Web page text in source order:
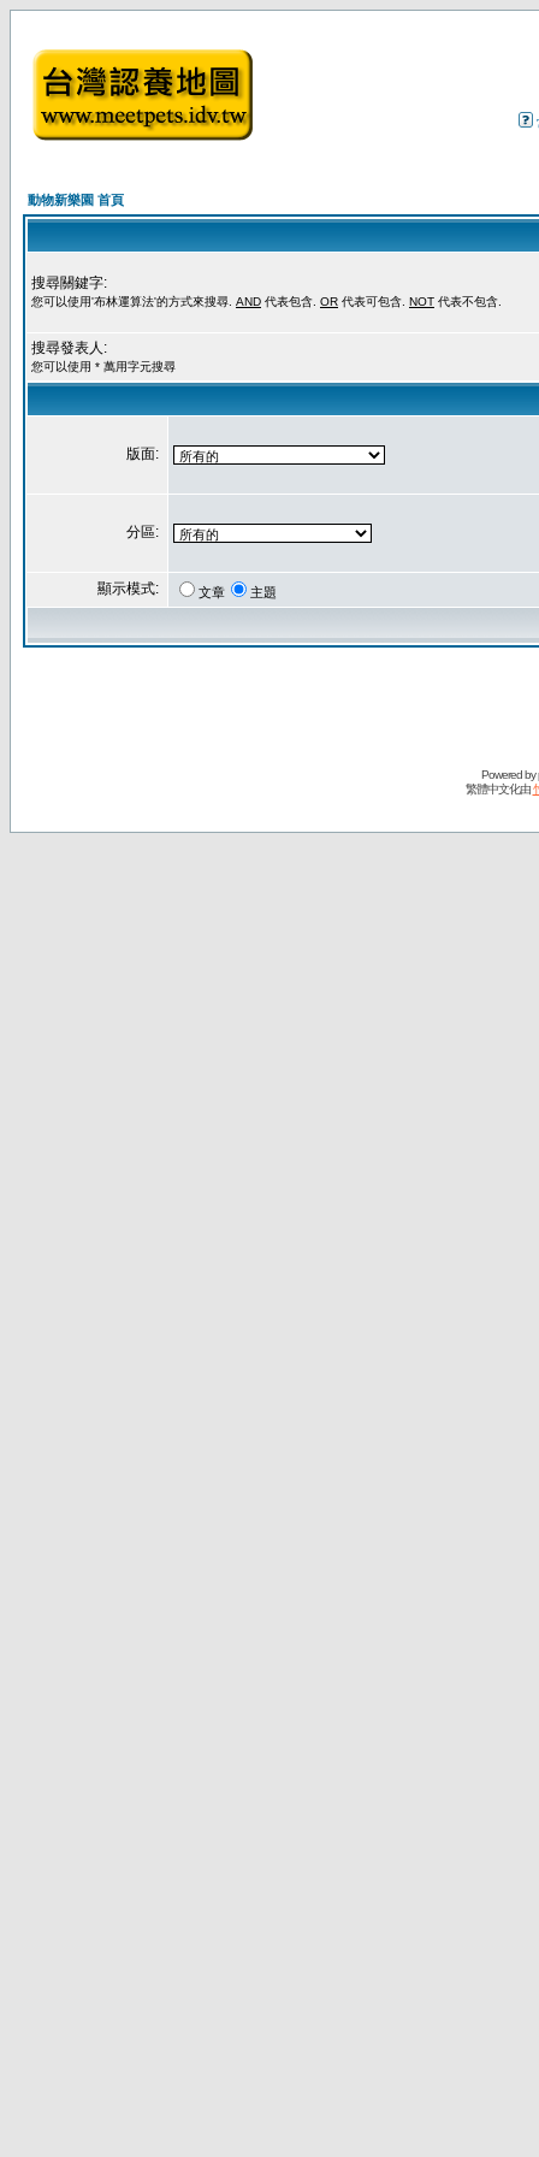
動物新樂園 首頁
搜尋關鍵字:
您可以使用'布林運算法'的方式來搜尋. AND 代表包含. OR 代表可包含. NOT 代表不包含.
搜尋發表人:
您可以使用 * 萬用字元搜尋
版面:
分區:
顯示模式: 文章 主題
Powered by
繁體中文化由